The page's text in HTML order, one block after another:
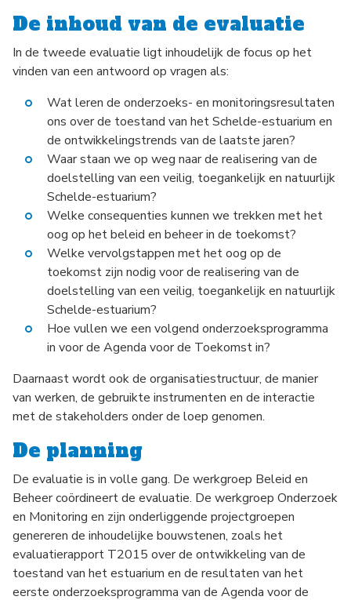
De inhoud van de evaluatie
In de tweede evaluatie ligt inhoudelijk de focus op het
vinden van een antwoord op vragen als:
Wat leren de onderzoeks- en monitoringsresultaten
ons over de toestand van het Schelde-estuarium en
de ontwikkelingstrends van de laatste jaren?
Waar staan we op weg naar de realisering van de
doelstelling van een veilig, toegankelijk en natuurlijk
Schelde-estuarium?
Welke consequenties kunnen we trekken met het
oog op het beleid en beheer in de toekomst?
Welke vervolgstappen met het oog op de
toekomst zijn nodig voor de realisering van de
doelstelling van een veilig, toegankelijk en natuurlijk
Schelde-estuarium?
Hoe vullen we een volgend onderzoeksprogramma
in voor de Agenda voor de Toekomst in?
Daarnaast wordt ook de organisatiestructuur, de manier
van werken, de gebruikte instrumenten en de interactie
met de stakeholders onder de loep genomen.
De planning
De evaluatie is in volle gang. De werkgroep Beleid en
Beheer coördineert de evaluatie. De werkgroep Onderzoek
en Monitoring en zijn onderliggende projectgroepen
genereren de inhoudelijke bouwstenen, zoals het
evaluatierapport T2015 over de ontwikkeling van de
toestand van het estuarium en de resultaten van het
eerste onderzoeksprogramma van de Agenda voor de